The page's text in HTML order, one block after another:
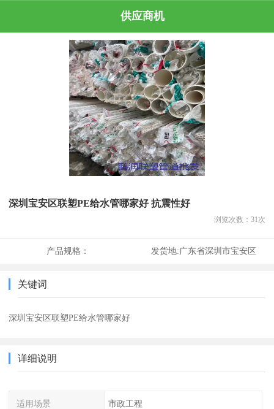
供应商机
深圳宝安区联塑PE给水管哪家好 抗震性好
浏览次数： 31 次
产品规格： 发货地:广东省深圳市宝安区
关键词
深圳宝安区联塑PE给水管哪家好
详细说明
适用场景 市政工程